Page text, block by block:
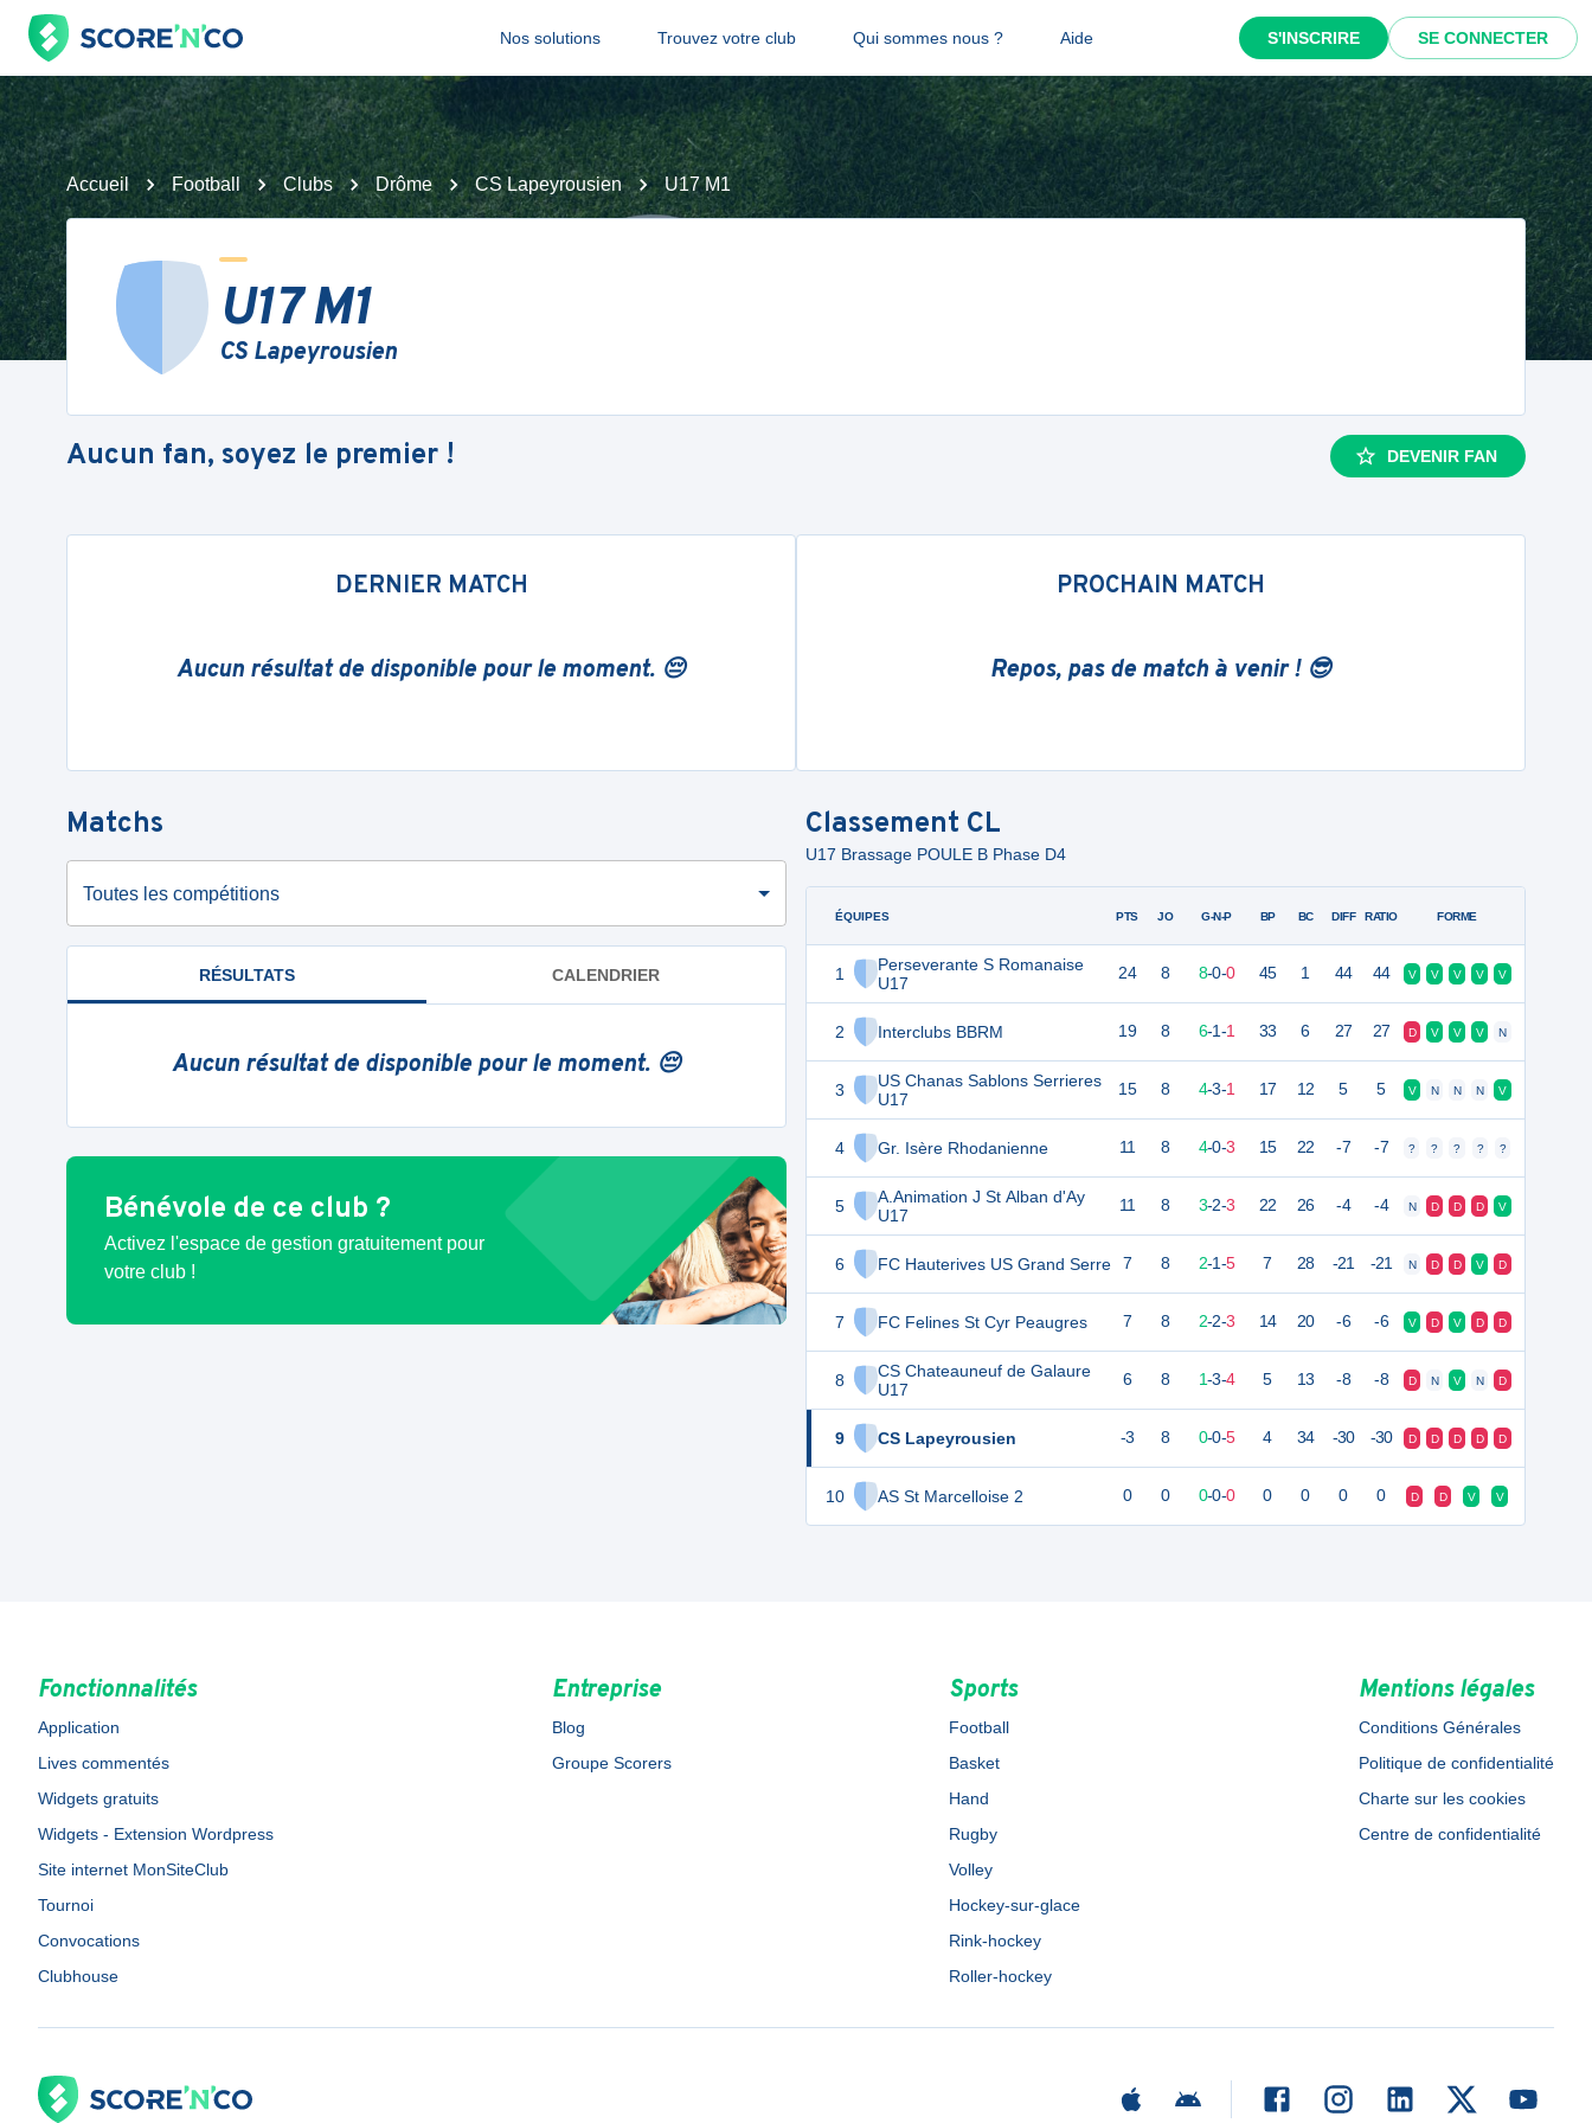
Nos solutions Trouvez votre club Qui sommes nous ? Aide S'INSCRIRE SE CONNECTER
Accueil Football Clubs Drôme CS Lapeyrousien U17 M1
U17 M1
CS Lapeyrousien
Aucun fan, soyez le premier ! DEVENIR FAN
DERNIER MATCH
Aucun résultat de disponible pour le moment. 😔
PROCHAIN MATCH
Repos, pas de match à venir ! 😎
Matchs
Toutes les compétitions
RÉSULTATS CALENDRIER
Aucun résultat de disponible pour le moment. 😔
Bénévole de ce club ?
Activez l'espace de gestion gratuitement pour
votre club !
Classement CL
U17 Brassage POULE B Phase D4
ÉQUIPES
1
Perseverante S Romanaise
U17
2 Interclubs BBRM
3
US Chanas Sablons Serrieres
U17
4 Gr. Isère Rhodanienne
5
A.Animation J St Alban d'Ay
U17
6 FC Hauterives US Grand Serre
7 FC Felines St Cyr Peaugres
8
CS Chateauneuf de Galaure
U17
9 CS Lapeyrousien
10 AS St Marcelloise 2
PTS JO G-N-P BP BC DIFF RATIO FORME
24 8 8-0-0 45 1 44 44 V V V V V
19 8 6-1-1 33 6 27 27 D V V V N
15 8 4-3-1 17 12 5 5 V N N N V
11 8 4-0-3 15 22 -7 -7 ? ? ? ? ?
11 8 3-2-3 22 26 -4 -4 N D D D V
7 8 2-1-5 7 28 -21 -21 N D D V D
7 8 2-2-3 14 20 -6 -6 V D V D D
6 8 1-3-4 5 13 -8 -8 D N V N D
-3 8 0-0-5 4 34 -30 -30 D D D D D
0 0 0-0-0 0 0 0 0 D D V V
Fonctionnalités
Application
Lives commentés
Widgets gratuits
Widgets - Extension Wordpress
Site internet MonSiteClub
Tournoi
Convocations
Clubhouse
Entreprise
Blog
Groupe Scorers
Sports
Football
Basket
Hand
Rugby
Volley
Hockey-sur-glace
Rink-hockey
Roller-hockey
Mentions légales
Conditions Générales
Politique de confidentialité
Charte sur les cookies
Centre de confidentialité